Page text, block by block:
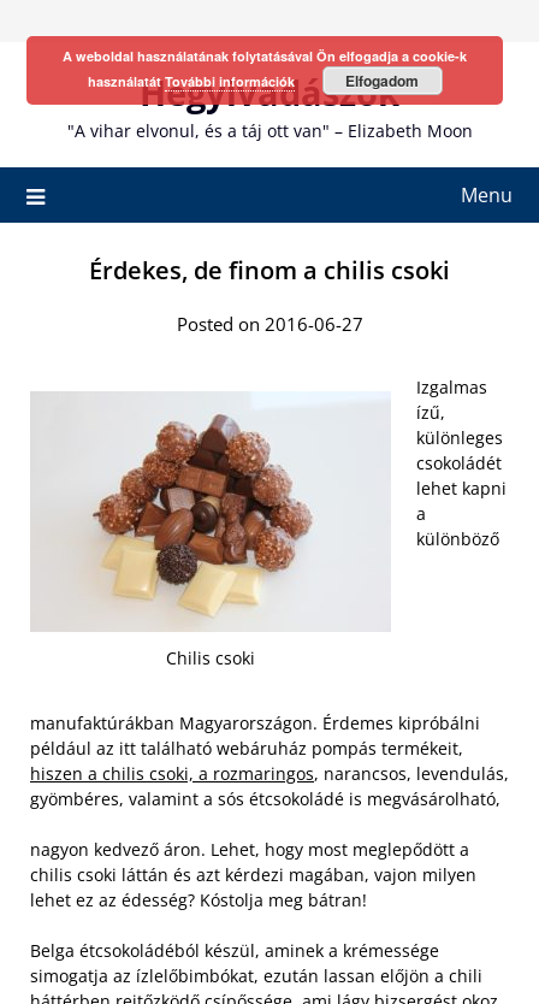
Hegyivadászok
"A vihar elvonul, és a táj ott van" – Elizabeth Moon
Menu
Érdekes, de finom a chilis csoki
Posted on 2016-06-27
Chilis csoki
Izgalmas
ízű,
különleges
csokoládét
lehet kapni
a
különböző
manufaktúrákban Magyarországon. Érdemes kipróbálni
például az itt található webáruház pompás termékeit,
hiszen a chilis csoki, a rozmaringos, narancsos, levendulás,
gyömbéres, valamint a sós étcsokoládé is megvásárolható,
nagyon kedvező áron. Lehet, hogy most meglepődött a
chilis csoki láttán és azt kérdezi magában, vajon milyen
lehet ez az édesség? Kóstolja meg bátran!
Belga étcsokoládéból készül, aminek a krémessége
simogatja az ízlelőbimbókat, ezután lassan előjön a chili
A weboldal használatának folytatásával Ön elfogadja a cookie-k
használatátTovábbi információk Elfogadom